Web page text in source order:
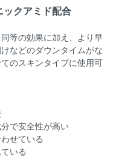
ックアミド配合
等の効果に加え、より早
などのダウンタイムがな
のスキンタイプに使用可
で安全性が高い
せている
いる